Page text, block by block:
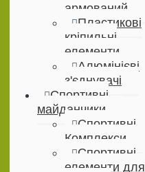
армований
Пластикові
кріпильні
елементи
Алюмінієві
з'єднувачі
Спортивні
майданчики
Спортивні
Комплекси
Спортивні
елементи для